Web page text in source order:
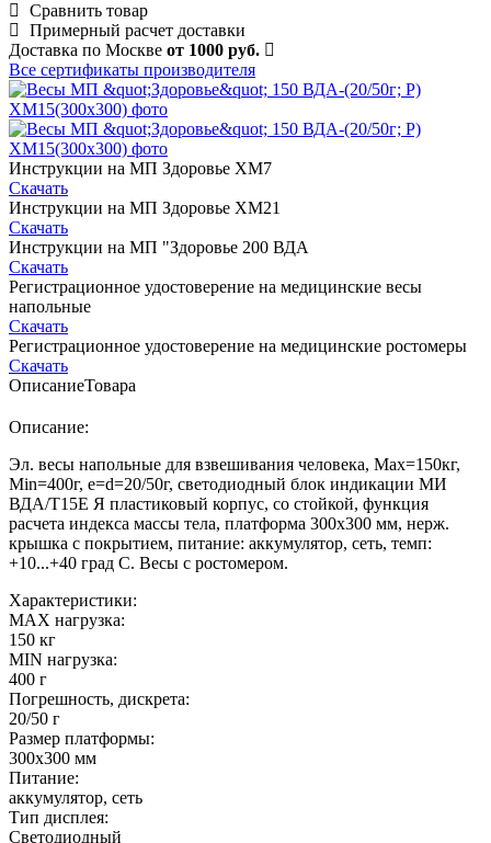
Сравнить товар
Примерный расчет доставки
Доставка по Москве от 1000 руб.
Все сертификаты производителя
Инструкции на МП Здоровье ХМ7
Скачать
Инструкции на МП Здоровье ХМ21
Скачать
Инструкции на МП "Здоровье 200 ВДА
Скачать
Регистрационное удостоверение на медицинские весы
напольные
Скачать
Регистрационное удостоверение на медицинские ростомеры
Скачать
ОписаниеТовара
Описание:
Эл. весы напольные для взвешивания человека, Мах=150кг,
Min=400г, e=d=20/50г, светодиодный блок индикации МИ
ВДА/Т15Е Я пластиковый корпус, со стойкой, функция
расчета индекса массы тела, платформа 300х300 мм, нерж.
крышка с покрытием, питание: аккумулятор, сеть, темп:
+10...+40 град С. Весы с ростомером.
Характеристики:
MAX нагрузка:
150 кг
MIN нагрузка:
400 г
Погрешность, дискрета:
20/50 г
Размер платформы:
300х300 мм
Питание:
аккумулятор, сеть
Тип дисплея:
Светодиодный